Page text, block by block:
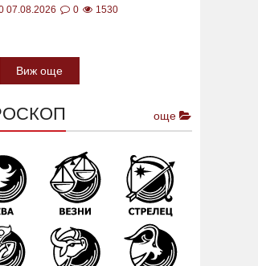
07.08.2026 0 1530
Виж още
още